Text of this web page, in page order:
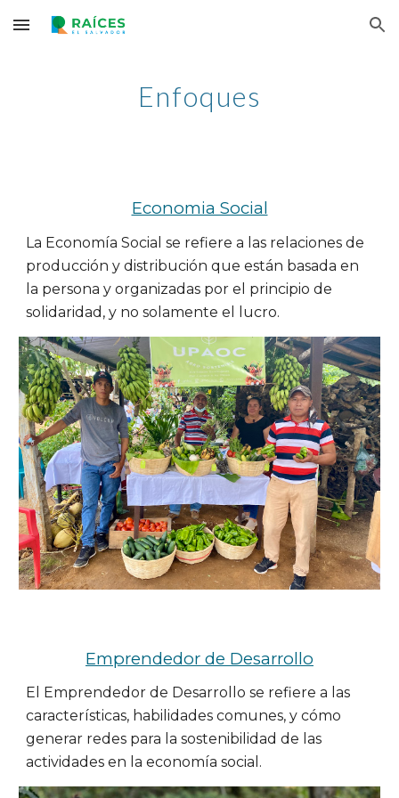
Skip to main content Skip to navigation
Enfoques
Economia Social
La Economía Social se refiere a las relaciones de
producción y distribución que están basada en
la persona y organizadas por el principio de
solidaridad, y no solamente el lucro.
Emprendedor de Desarrollo
El Emprendedor de Desarrollo se refiere a las
características, habilidades comunes, y cómo
generar redes para la sostenibilidad de las
actividades en la economía social.